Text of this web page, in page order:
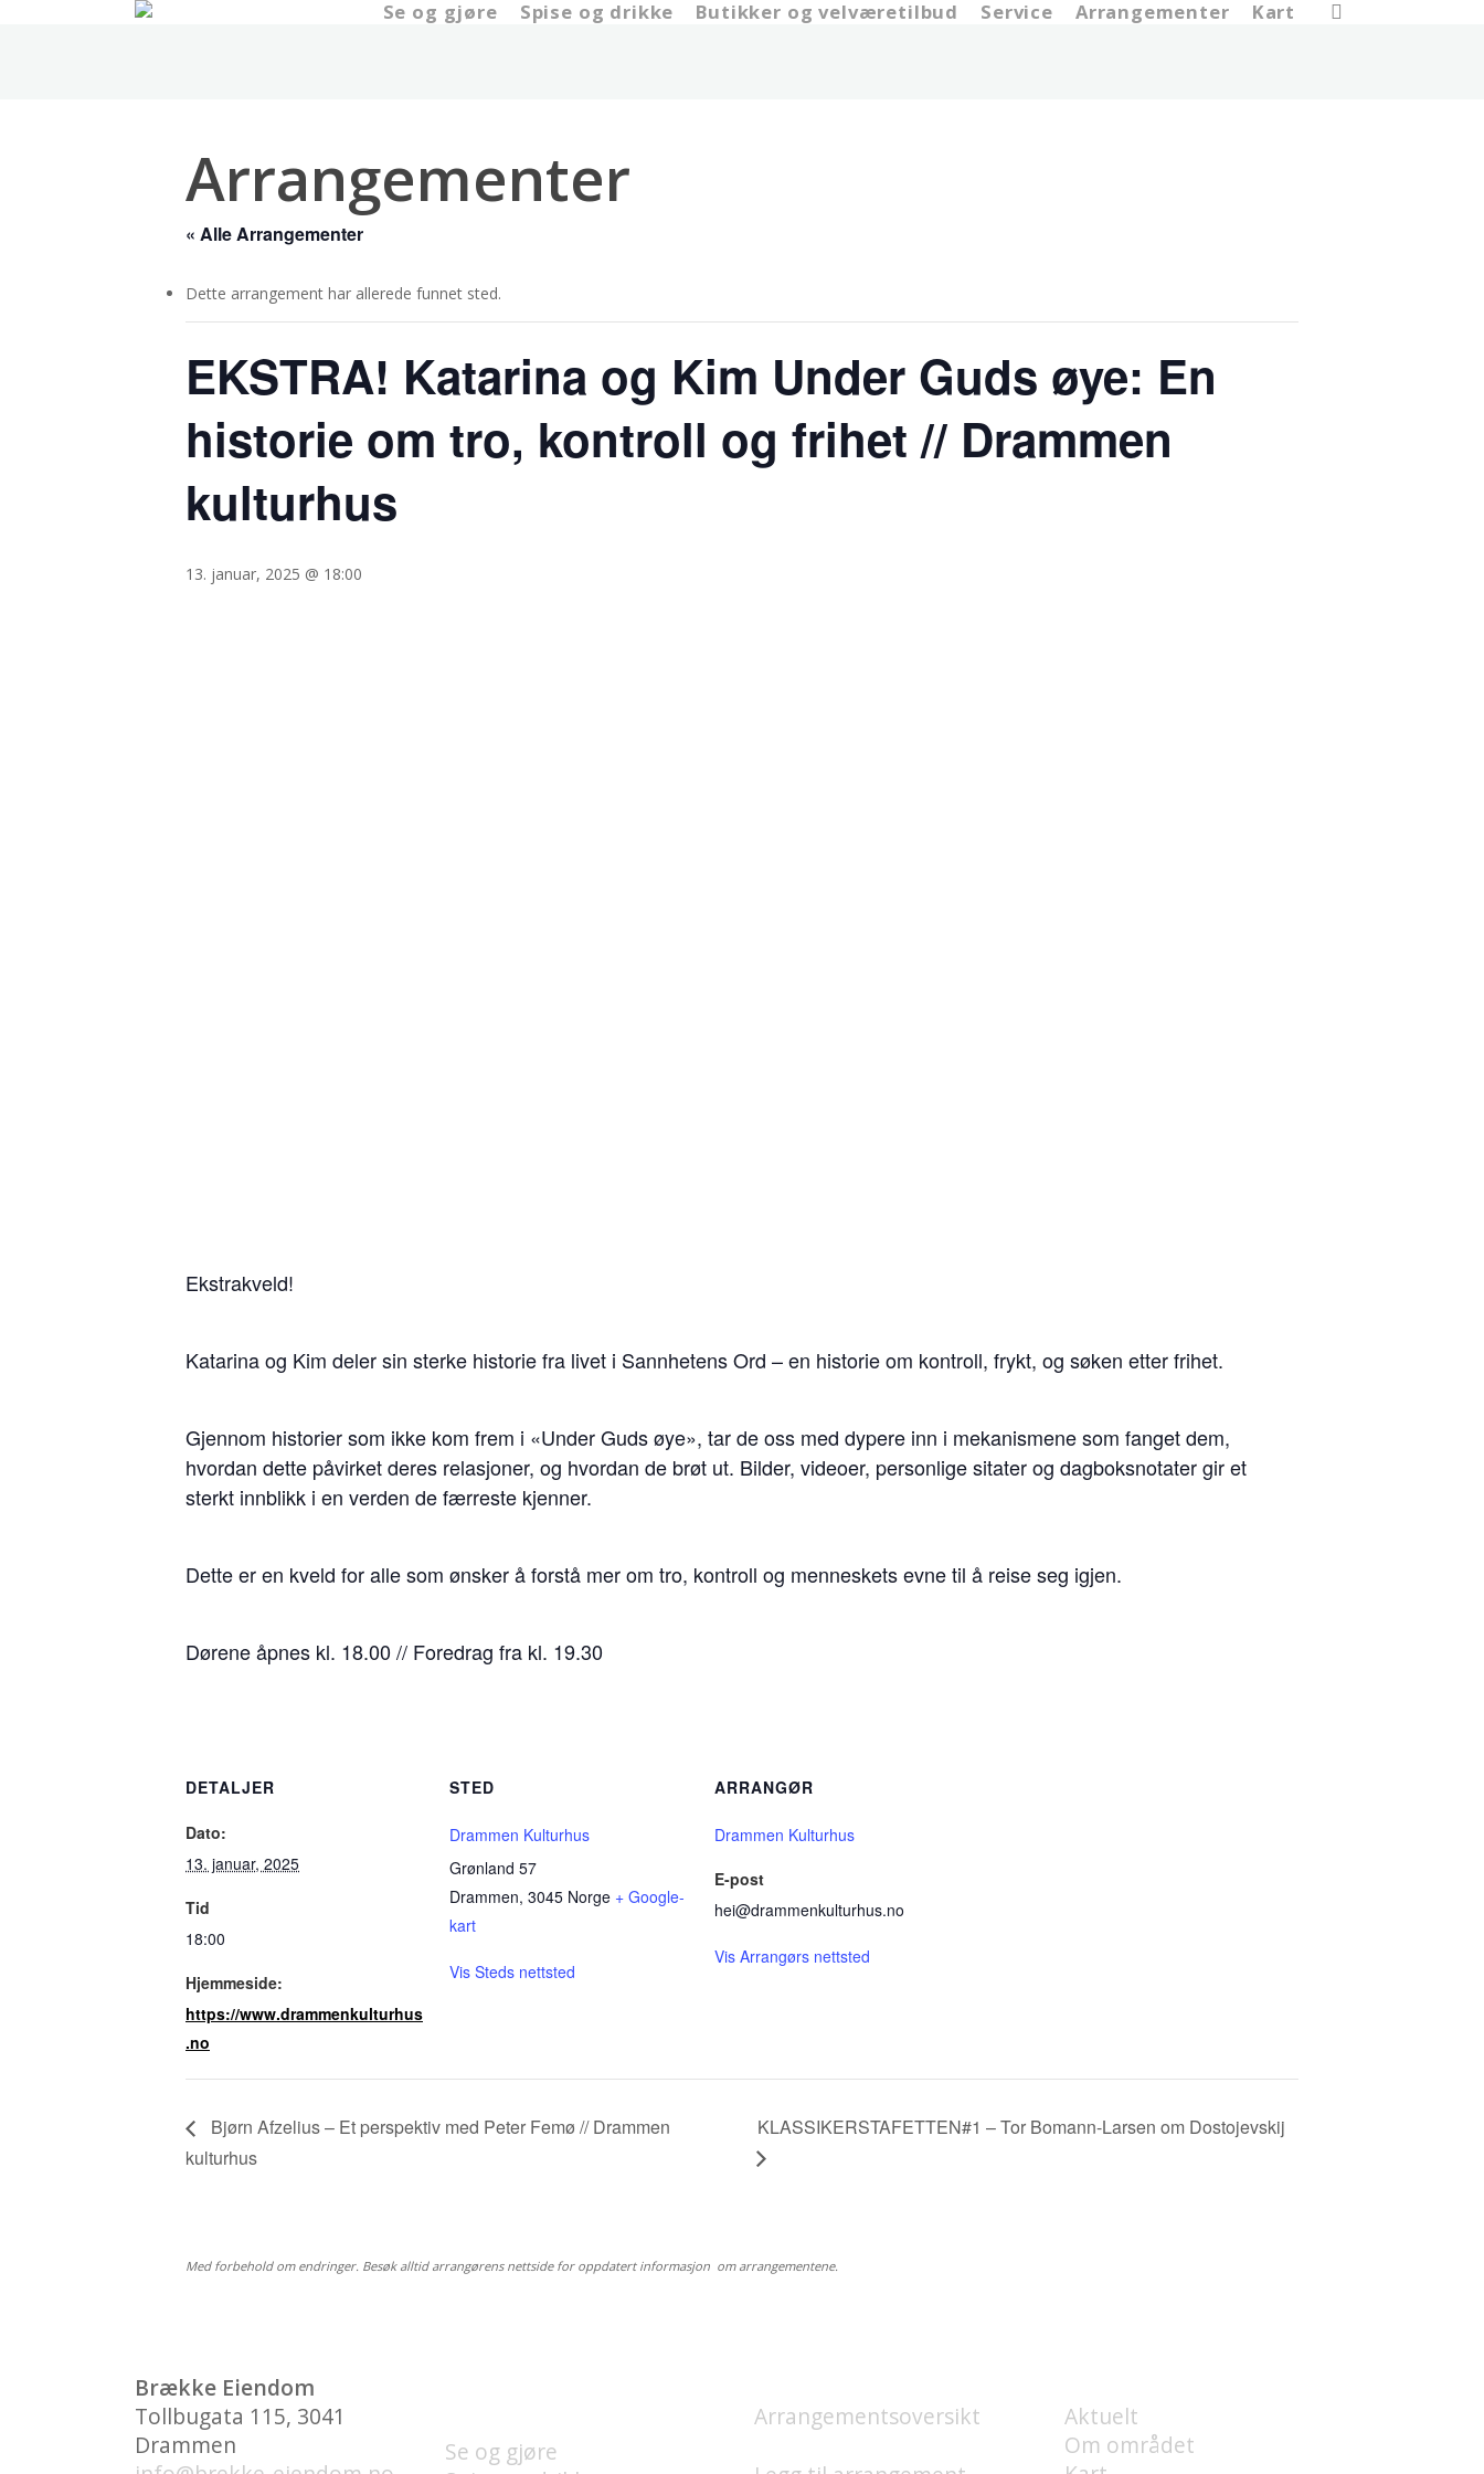
Se og gjøre Spise og drikke Butikker og velværetilbud Service Arrangementer Kart
Arrangementer
« Alle Arrangementer
Dette arrangement har allerede funnet sted.
EKSTRA! Katarina og Kim Under Guds øye: En
historie om tro, kontroll og frihet // Drammen
kulturhus
13. januar, 2025 @ 18:00
Ekstrakveld!
Katarina og Kim deler sin sterke historie fra livet i Sannhetens Ord – en historie om kontroll, frykt, og søken etter frihet.
Gjennom historier som ikke kom frem i «Under Guds øye», tar de oss med dypere inn i mekanismene som fanget dem,
hvordan dette påvirket deres relasjoner, og hvordan de brøt ut. Bilder, videoer, personlige sitater og dagboksnotater gir et
sterkt innblikk i en verden de færreste kjenner.
Dette er en kveld for alle som ønsker å forstå mer om tro, kontroll og menneskets evne til å reise seg igjen.
Dørene åpnes kl. 18.00 // Foredrag fra kl. 19.30
DETALJER
Dato:
13. januar, 2025
Tid
18:00
Hjemmeside:
https://www.drammenkulturhus
.no
STED
Drammen Kulturhus
Grønland 57
Drammen, 3045 Norge + Google-
kart
Vis Steds nettsted
ARRANGØR
Drammen Kulturhus
E-post
hei@drammenkulturhus.no
Vis Arrangørs nettsted
Bjørn Afzelius – Et perspektiv med Peter Femø // Drammen
kulturhus
KLASSIKERSTAFETTEN#1 – Tor Bomann-Larsen om Dostojevskij
Med forbehold om endringer. Besøk alltid arrangørens nettside for oppdatert informasjon om arrangementene.
Brække Eiendom
Tollbugata 115, 3041
Drammen
Se og gjøre
Arrangementsoversikt
Aktuelt
Om området